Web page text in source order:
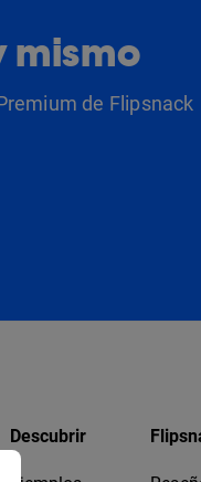
mismo
de Flipsnack
Descubrir